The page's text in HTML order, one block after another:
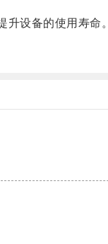
设备的使用寿命。